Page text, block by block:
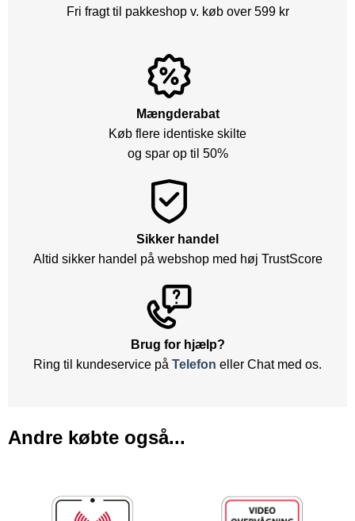
Fri fragt til pakkeshop v. køb over 599 kr
Mængderabat
Køb flere identiske skilte
og spar op til 50%
Sikker handel
Altid sikker handel på webshop med høj TrustScore
Brug for hjælp?
Ring til kundeservice på Telefon eller Chat med os.
Andre købte også...